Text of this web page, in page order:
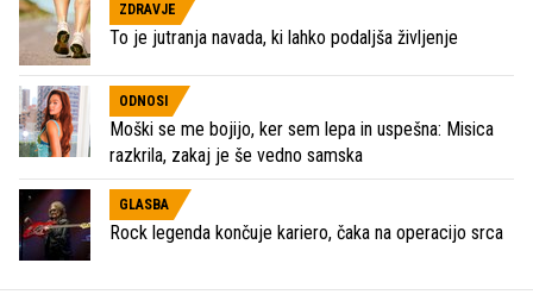
ZDRAVJE
To je jutranja navada, ki lahko podaljša življenje
ODNOSI
Moški se me bojijo, ker sem lepa in uspešna: Misica
razkrila, zakaj je še vedno samska
GLASBA
Rock legenda končuje kariero, čaka na operacijo srca